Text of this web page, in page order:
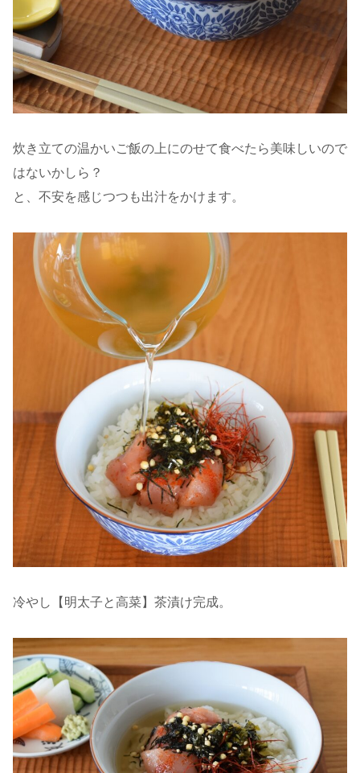
炊き立ての温かいご飯の上にのせて食べたら美味しいので
はないかしら？
と、不安を感じつつも出汁をかけます。
冷やし【明太子と高菜】茶漬け完成。